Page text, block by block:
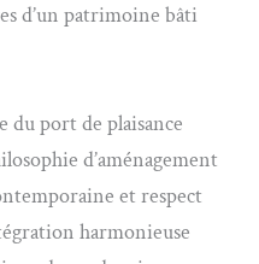
d’un patrimoine bâti
port de plaisance
d’aménagement
et respect
harmonieuse